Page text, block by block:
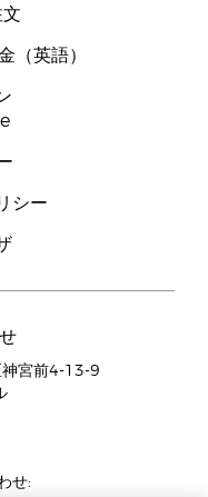
（英語）
シー
宮前4-13-9
せ: